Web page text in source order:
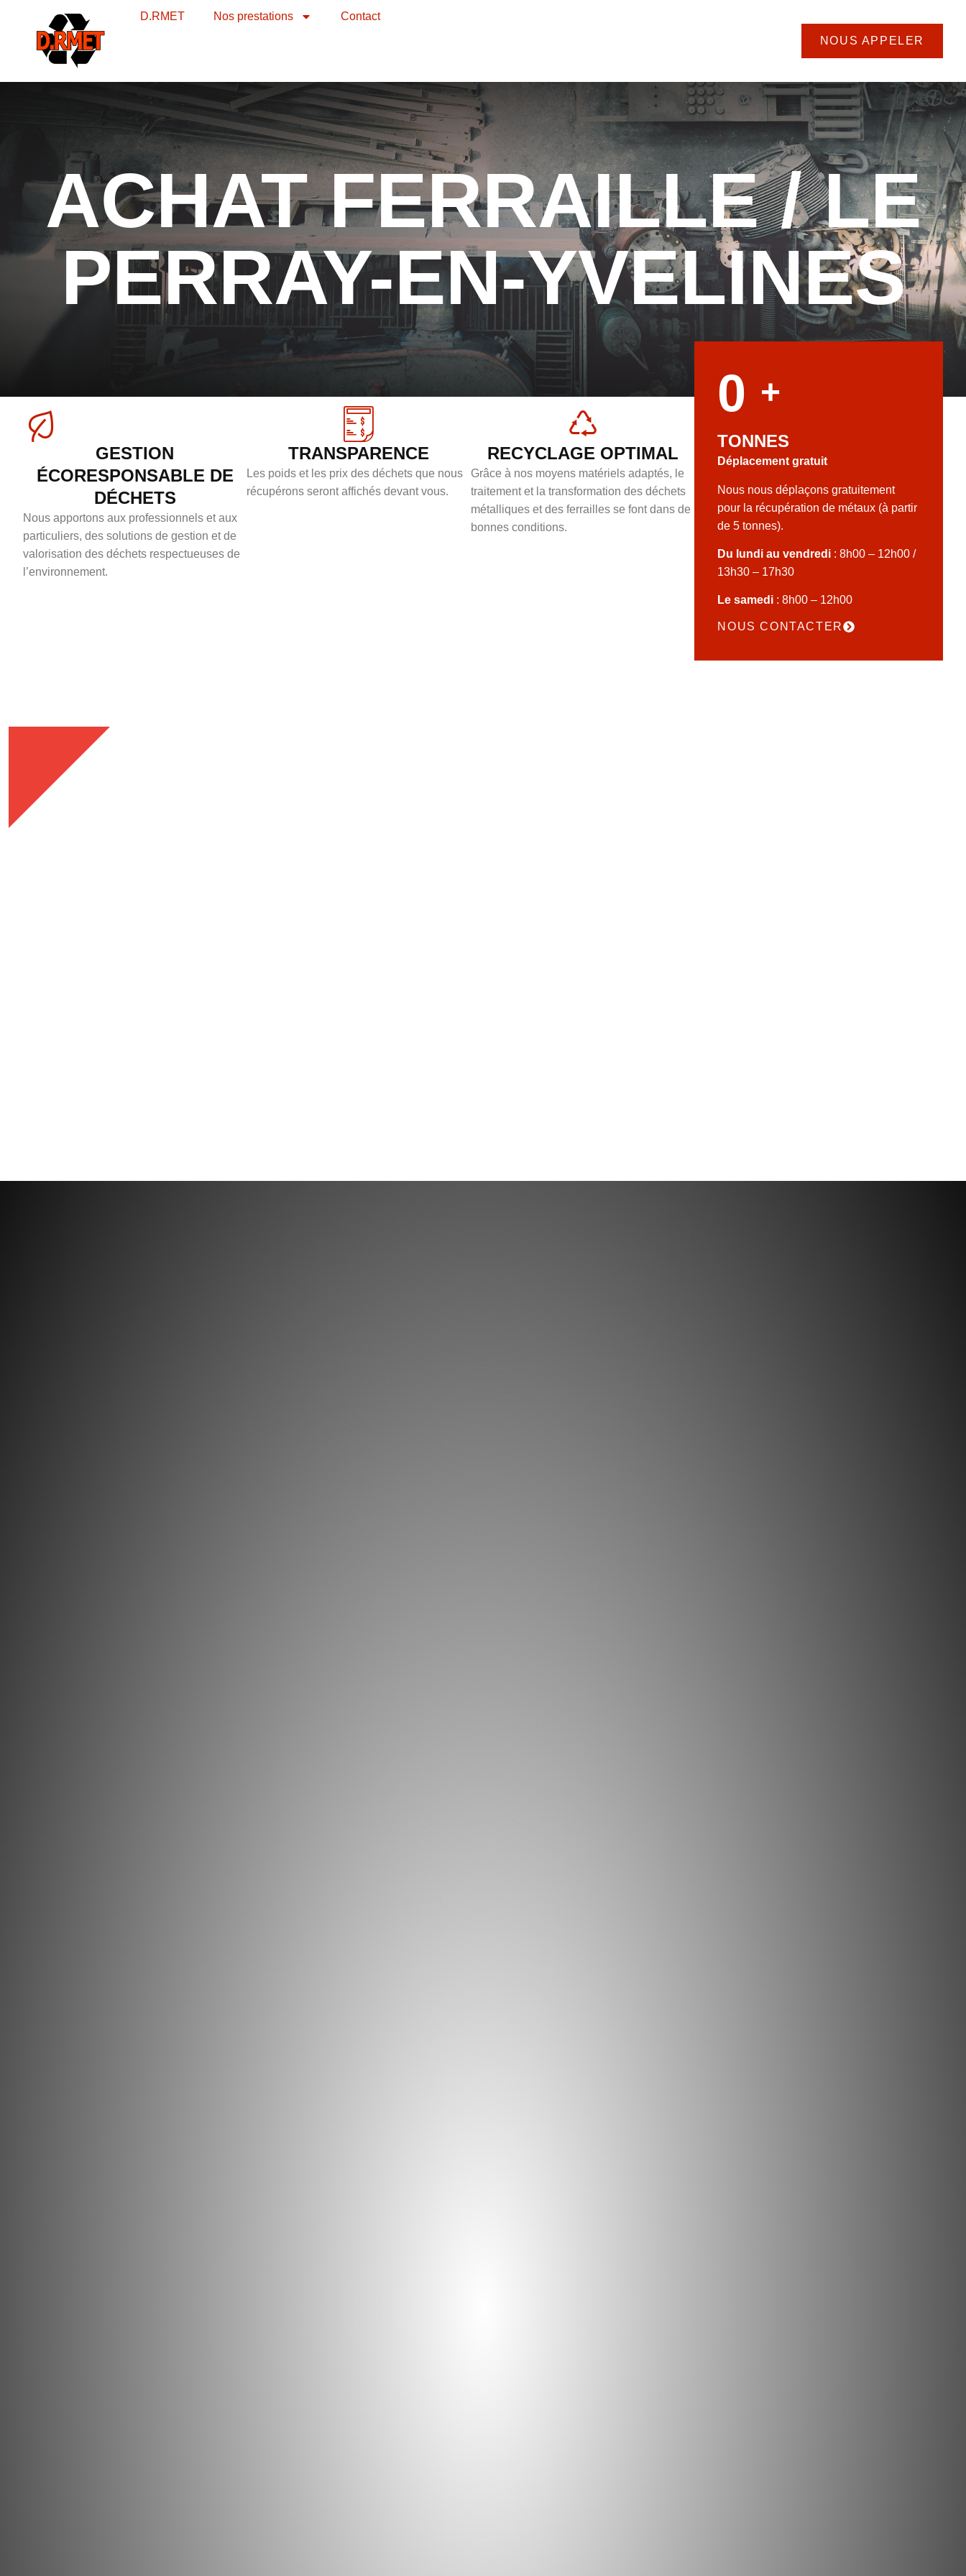
D.RMET Nos prestations Contact
NOUS APPELER
ACHAT FERRAILLE / LE
PERRAY-EN-YVELINES
GESTION
ÉCORESPONSABLE DE
DÉCHETS
Nous apportons aux professionnels et aux
particuliers, des solutions de gestion et de
valorisation des déchets respectueuses de
l’environnement.
TRANSPARENCE
Les poids et les prix des déchets que nous
récupérons seront affichés devant vous.
RECYCLAGE OPTIMAL
Grâce à nos moyens matériels adaptés, le
traitement et la transformation des déchets
métalliques et des ferrailles se font dans de
bonnes conditions.
0 +
TONNES
Déplacement gratuit
Nous nous déplaçons gratuitement
pour la récupération de métaux (à partir
de 5 tonnes).
Du lundi au vendredi : 8h00 – 12h00 /
13h30 – 17h30
Le samedi : 8h00 – 12h00
NOUS CONTACTER